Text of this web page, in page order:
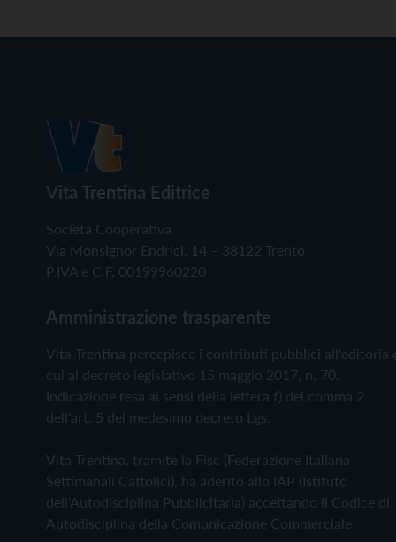
Vita Trentina Editrice
Società Cooperativa
Via Monsignor Endrici, 14 – 38122 Trento
P.IVA e C.F. 00199960220
Amministrazione trasparente
Vita Trentina percepisce i contributi pubblici all'editoria
cui al decreto legislativo 15 maggio 2017, n. 70.
Indicazione resa ai sensi della lettera f) del comma 2
dell'art. 5 del medesimo decreto Lgs.
Vita Trentina, tramite la Fisc (Federazione Italiana
Settimanali Cattolici), ha aderito allo IAP (Istituto
dell'Autodisciplina Pubblicitaria) accettando il Codice di
Autodisciplina della Comunicazione Commerciale